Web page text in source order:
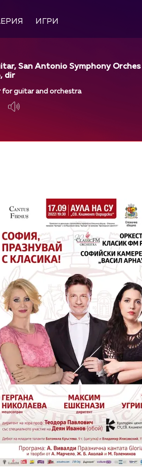
ИГРИ
San Antonio Symphony Orches
dir
for guitar and orchestra